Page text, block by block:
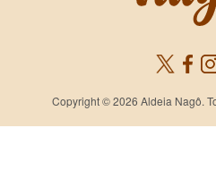
Copyright © 2026 Aldeia Nagô.